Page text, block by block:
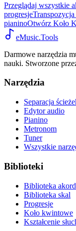
Przeglądaj wszystkie
progresje
pianinoOtwórz Koło
eMusic.Tools
Darmowe narzędzia
nauki. Stworzone
Narzędzia
Separacja
Edytor audio
Pianino
Metronom
Tuner
Wszystkie
Biblioteki
Biblioteka
Biblioteka skal
Progresje
Koło kwintowe
Kształcenie